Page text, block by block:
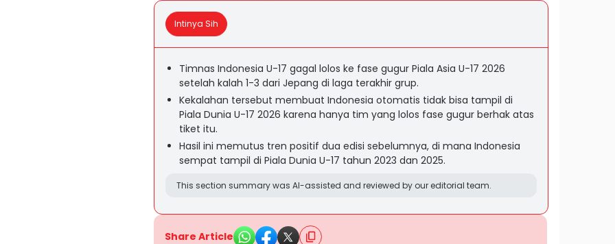
Intinya Sih
Timnas Indonesia U-17 gagal lolos ke fase gugur Piala Asia U-17 2026
setelah kalah 1-3 dari Jepang di laga terakhir grup.
Kekalahan tersebut membuat Indonesia otomatis tidak bisa tampil di
Piala Dunia U-17 2026 karena hanya tim yang lolos fase gugur berhak atas
tiket itu.
Hasil ini memutus tren positif dua edisi sebelumnya, di mana Indonesia
sempat tampil di Piala Dunia U-17 tahun 2023 dan 2025.
This section summary was AI-assisted and reviewed by our editorial team.
Share Article